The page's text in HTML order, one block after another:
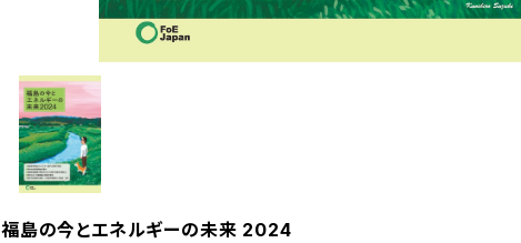
福島の今とエネルギーの未来 2024